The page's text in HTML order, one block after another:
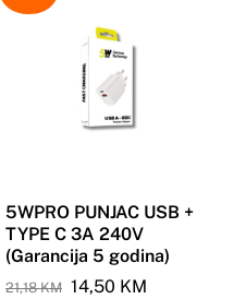
5WPRO PUNJAC USB +
TYPE C 3A 240V
(Garancija 5 godina)
21,18KM Original
14,50 KMCurrent